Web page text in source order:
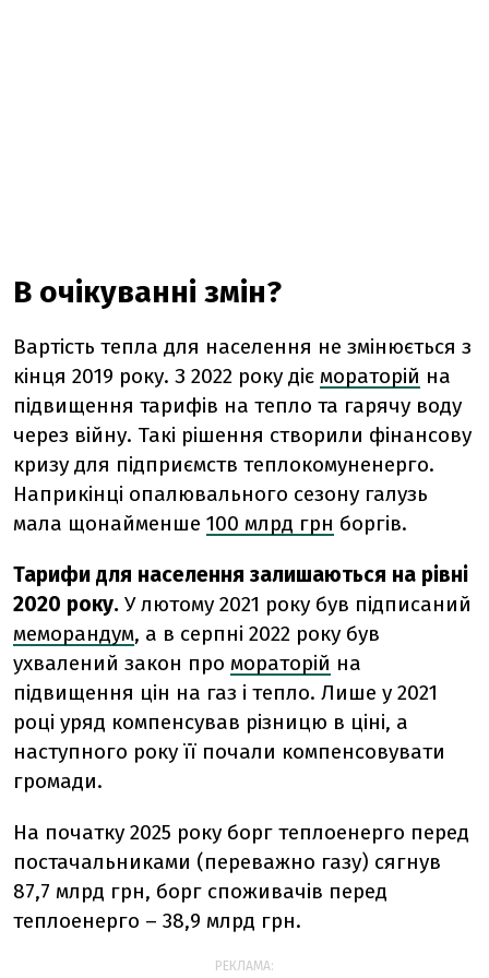
В очікуванні змін?
Вартість тепла для населення не змінюється з
кінця 2019 року. З 2022 року діє мораторій на
підвищення тарифів на тепло та гарячу воду
через війну. Такі рішення створили фінансову
кризу для підприємств теплокомуненерго.
Наприкінці опалювального сезону галузь
мала щонайменше 100 млрд грн боргів.
Тарифи для населення залишаються на рівні
2020 року. У лютому 2021 року був підписаний
меморандум, а в серпні 2022 року був
ухвалений закон про мораторій на
підвищення цін на газ і тепло. Лише у 2021
році уряд компенсував різницю в ціні, а
наступного року її почали компенсовувати
громади.
На початку 2025 року борг теплоенерго перед
постачальниками (переважно газу) сягнув
87,7 млрд грн, борг споживачів перед
теплоенерго – 38,9 млрд грн.
РЕКЛАМА: